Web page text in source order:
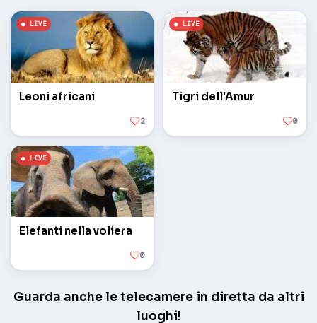
Leoni africani
2
Tigri dell'Amur
0
Elefanti nella voliera
0
Guarda anche le telecamere in diretta da altri
luoghi!